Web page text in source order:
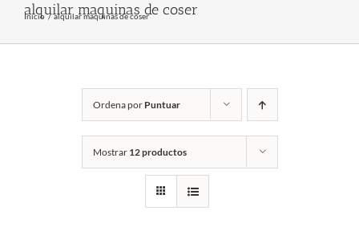
alquilar maquinas de coser
Inicio alquilar maquinas de coser
Ordena por Puntuar
Mostrar 12 productos